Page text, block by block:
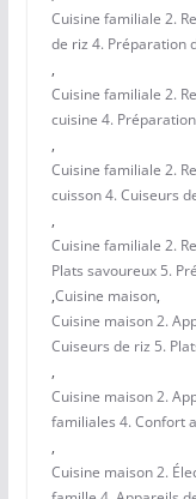
Cuisine familiale 2.
de riz 4. Préparation
,
Cuisine familiale 2.
cuisine 4.
,
Cuisine familiale 2.
cuisson 4. Cuiseurs
,
Cuisine familiale 2.
Plats savoureux 5.
,Cuisine maison,
Cuisine maison 2.
Cuiseurs de riz 5.
,
Cuisine maison 2.
familiales 4. Confort
,
Cuisine maison 2.